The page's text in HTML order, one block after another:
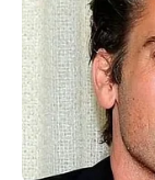
zero-gravity
datar dengan
dilengkapi
Sistem audio
surround
kelas SUV